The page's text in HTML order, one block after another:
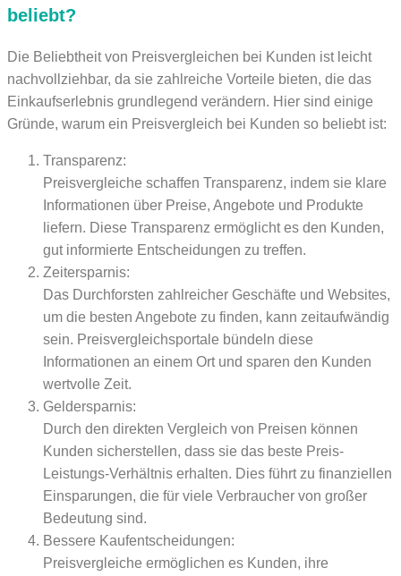
beliebt?
Die Beliebtheit von Preisvergleichen bei Kunden ist leicht
nachvollziehbar, da sie zahlreiche Vorteile bieten, die das
Einkaufserlebnis grundlegend verändern. Hier sind einige
Gründe, warum ein Preisvergleich bei Kunden so beliebt ist:
Transparenz:
Preisvergleiche schaffen Transparenz, indem sie klare
Informationen über Preise, Angebote und Produkte
liefern. Diese Transparenz ermöglicht es den Kunden,
gut informierte Entscheidungen zu treffen.
Zeitersparnis:
Das Durchforsten zahlreicher Geschäfte und Websites,
um die besten Angebote zu finden, kann zeitaufwändig
sein. Preisvergleichsportale bündeln diese
Informationen an einem Ort und sparen den Kunden
wertvolle Zeit.
Geldersparnis:
Durch den direkten Vergleich von Preisen können
Kunden sicherstellen, dass sie das beste Preis-
Leistungs-Verhältnis erhalten. Dies führt zu finanziellen
Einsparungen, die für viele Verbraucher von großer
Bedeutung sind.
Bessere Kaufentscheidungen:
Preisvergleiche ermöglichen es Kunden, ihre